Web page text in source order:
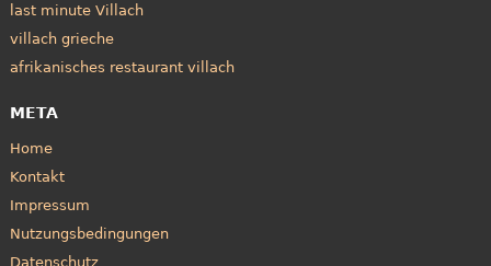
last minute Villach
villach grieche
afrikanisches restaurant villach
META
Home
Kontakt
Impressum
Nutzungsbedingungen
Datenschutz